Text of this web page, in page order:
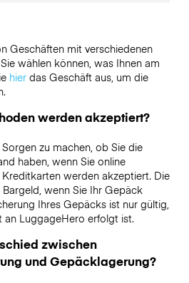
Geschäften mit verschiedenen
wählen können, was Ihnen am
hierdas Geschäft aus, um die
werden akzeptiert?
zu machen, ob Sie die
haben, wenn Sie online
werden akzeptiert. Die
wenn Sie Ihr Gepäck
Ihres Gepäcks ist nur gültig,
an LuggageHero erfolgt ist.
zwischen
und Gepäcklagerung?